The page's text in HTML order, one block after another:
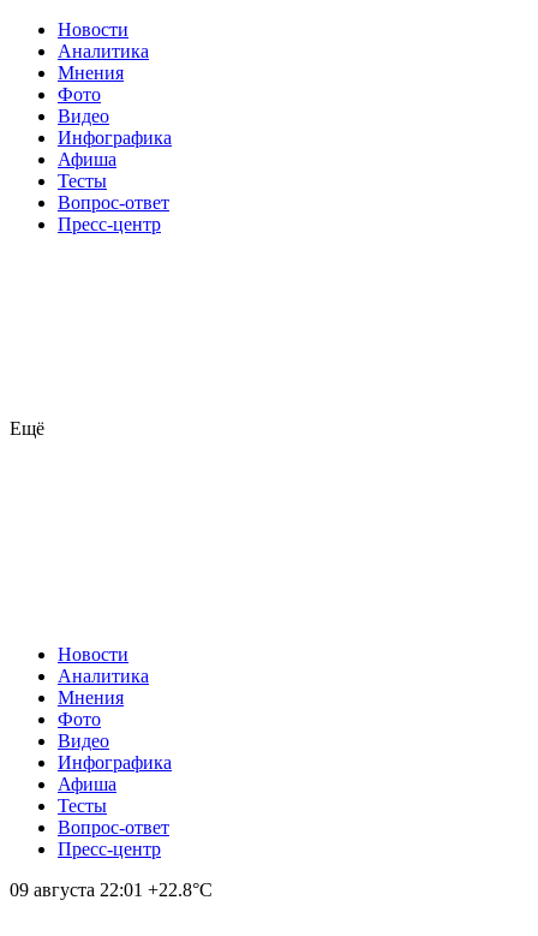
Новости
Аналитика
Мнения
Фото
Видео
Инфографика
Афиша
Тесты
Вопрос-ответ
Пресс-центр
Ещё
Новости
Аналитика
Мнения
Фото
Видео
Инфографика
Афиша
Тесты
Вопрос-ответ
Пресс-центр
09 августа 22:01 +22.8°С